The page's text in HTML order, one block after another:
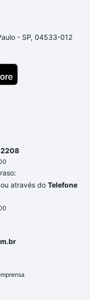
- SP, 04533-012
2208
ou através do Telefone